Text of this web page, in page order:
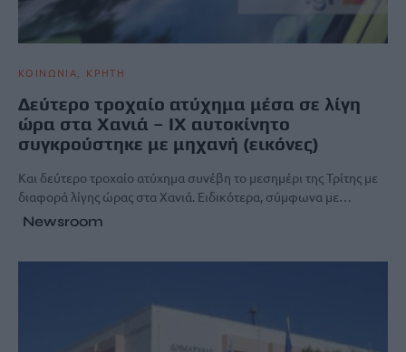
ΚΟΙΝΩΝΙΑ ΚΡΗΤΗ
Δεύτερο τροχαίο ατύχημα μέσα σε λίγη
ώρα στα Χανιά – ΙΧ αυτοκίνητο
συγκρούστηκε με μηχανή (εικόνες)
Και δεύτερο τροχαίο ατύχημα συνέβη το μεσημέρι της Τρίτης με
διαφορά λίγης ώρας στα Χανιά. Ειδικότερα, σύμφωνα με…
Newsroom